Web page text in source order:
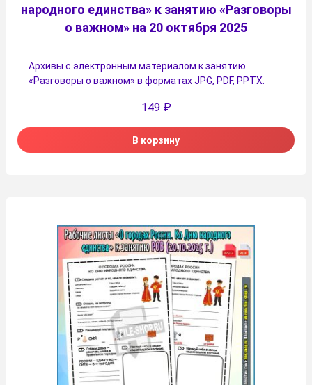
народного единства» к занятию «Разговоры
о важном» на 20 октября 2025
Архивы с электронным материалом к занятию
«Разговоры о важном» в форматах JPG, PDF, PPTX.
149 ₽
В корзину